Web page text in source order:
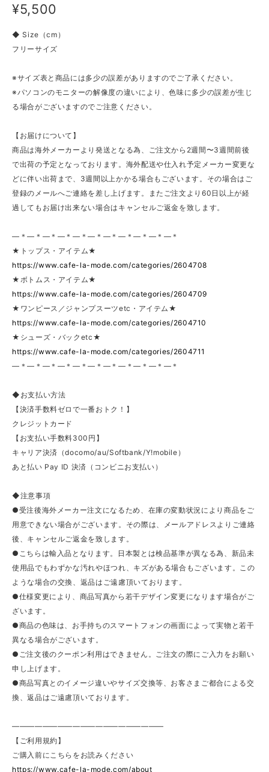
¥5,500
◆ Size（cm）
フリーサイズ
※サイズ表と商品には多少の誤差がありますのでご了承ください。
※パソコンのモニターの解像度の違いにより、色味に多少の誤差が生じ
る場合がございますのでご注意ください。
【お届けについて】
商品は海外メーカーより発送となる為、ご注文から2週間〜3週間前後
で出荷の予定となっております。海外配送や仕入れ予定メーカー変更な
どに伴い出荷まで、3週間以上かかる場合もございます。その場合はご
登録のメールへご連絡を差し上げます。またご注文より60日以上が経
過してもお届け出来ない場合はキャンセルご返金を致します。
—＊—＊—＊—＊—＊—＊—＊—＊—＊—＊—＊
★トップス・アイテム★
https://www.cafe-la-mode.com/categories/2604708
★ボトムス・アイテム★
https://www.cafe-la-mode.com/categories/2604709
★ワンピース／ジャンプスーツetc・アイテム★
https://www.cafe-la-mode.com/categories/2604710
★シューズ・バックetc★
https://www.cafe-la-mode.com/categories/2604711
—＊—＊—＊—＊—＊—＊—＊—＊—＊—＊—＊
◆お支払い方法
【決済手数料ゼロで一番おトク！】
クレジットカード
【お支払い手数料300円】
キャリア決済（docomo/au/Softbank/Y!mobile）
あと払い Pay ID 決済（コンビニお支払い）
◆注意事項
●受注後海外メーカー注文になるため、在庫の変動状況により商品をご
用意できない場合がございます。その際は、メールアドレスよりご連絡
後、キャンセルご返金を致します。
●こちらは輸入品となります。日本製とは検品基準が異なる為、新品未
使用品でもわずかな汚れやほつれ、キズがある場合もございます。この
ような場合の交換、返品はご遠慮頂いております。
●仕様変更により、商品写真から若干デザイン変更になります場合がご
ざいます。
●商品の色味は、お手持ちのスマートフォンの画面によって実物と若干
異なる場合がございます。
●ご注文後のクーポン利用はできません。ご注文の際にご入力をお願い
申し上げます。
●商品写真とのイメージ違いやサイズ交換等、お客さまご都合による交
換、返品はご遠慮頂いております。
————————————————————
【ご利用規約】
ご購入前にこちらをお読みください
https://www.cafe-la-mode.com/about